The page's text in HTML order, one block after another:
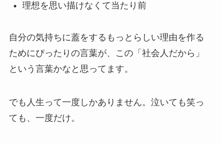
理想を思い描けなくて当たり前
自分の気持ちに蓋をするもっとらしい理由を作る
ためにぴったりの言葉が、この「社会人だから」
という言葉かなと思ってます。
でも人生って一度しかありません。泣いても笑っ
ても、一度だけ。